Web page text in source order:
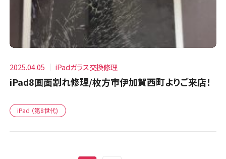
2025.04.05 iPadガラス交換修理
iPad8画面割れ修理/枚方市伊加賀西町よりご来店！
iPad （第8世代)